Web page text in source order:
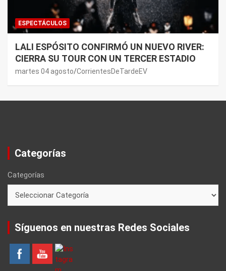
ESPECTÁCULOS
LALI ESPÓSITO CONFIRMÓ UN NUEVO RIVER:
CIERRA SU TOUR CON UN TERCER ESTADIO
martes 04 agosto CorrientesDeTardeEV
Categorías
Categorías
Síguenos en nuestras Redes Sociales